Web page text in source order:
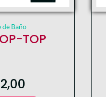
de Baño
TOP
2,00